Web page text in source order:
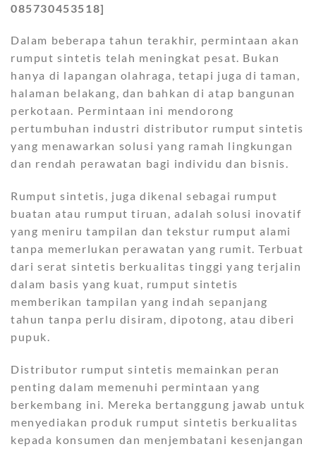
085730453518]
Dalam beberapa tahun terakhir, permintaan akan
rumput sintetis telah meningkat pesat. Bukan
hanya di lapangan olahraga, tetapi juga di taman,
halaman belakang, dan bahkan di atap bangunan
perkotaan. Permintaan ini mendorong
pertumbuhan industri distributor rumput sintetis
yang menawarkan solusi yang ramah lingkungan
dan rendah perawatan bagi individu dan bisnis.
Rumput sintetis, juga dikenal sebagai rumput
buatan atau rumput tiruan, adalah solusi inovatif
yang meniru tampilan dan tekstur rumput alami
tanpa memerlukan perawatan yang rumit. Terbuat
dari serat sintetis berkualitas tinggi yang terjalin
dalam basis yang kuat, rumput sintetis
memberikan tampilan yang indah sepanjang
tahun tanpa perlu disiram, dipotong, atau diberi
pupuk.
Distributor rumput sintetis memainkan peran
penting dalam memenuhi permintaan yang
berkembang ini. Mereka bertanggung jawab untuk
menyediakan produk rumput sintetis berkualitas
kepada konsumen dan menjembatani kesenjangan